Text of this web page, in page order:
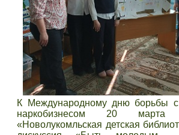
К Международному дню борьбы
наркобизнесом 20
«Новолукомльская детская